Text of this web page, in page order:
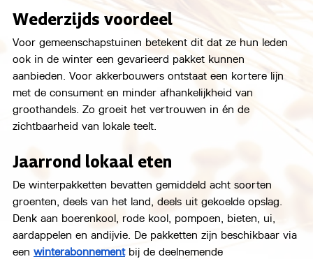
Wederzijds voordeel
Voor gemeenschapstuinen betekent dit dat ze hun leden
ook in de winter een gevarieerd pakket kunnen
aanbieden. Voor akkerbouwers ontstaat een kortere lijn
met de consument en minder afhankelijkheid van
groothandels. Zo groeit het vertrouwen in én de
zichtbaarheid van lokale teelt.
Jaarrond lokaal eten
De winterpakketten bevatten gemiddeld acht soorten
groenten, deels van het land, deels uit gekoelde opslag.
Denk aan boerenkool, rode kool, pompoen, bieten, ui,
aardappelen en andijvie. De pakketten zijn beschikbaar via
een winterabonnement bij de deelnemende